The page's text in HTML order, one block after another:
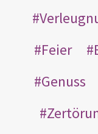
Feier
Genuss